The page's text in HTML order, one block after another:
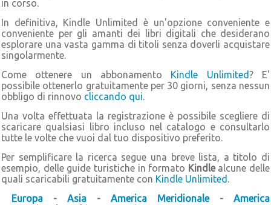
in corso.
In definitiva, Kindle Unlimited è un'opzione conveniente e
conveniente per gli amanti dei libri digitali che desiderano
esplorare una vasta gamma di titoli senza doverli acquistare
singolarmente.
Come ottenere un abbonamento Kindle Unlimited ? E'
possibile ottenerlo gratuitamente per 30 giorni, senza nessun
obbligo di rinnovo cliccando qui.
Una volta effettuata la registrazione è possibile scegliere di
scaricare qualsiasi libro incluso nel catalogo e consultarlo
tutte le volte che vuoi dal tuo dispositivo preferito.
Per semplificare la ricerca segue una breve lista, a titolo di
esempio, delle guide turistiche in formato Kindlealcune delle
quali scaricabili gratuitamente con Kindle Unlimited .
Europa - Asia - America Meridionale- America